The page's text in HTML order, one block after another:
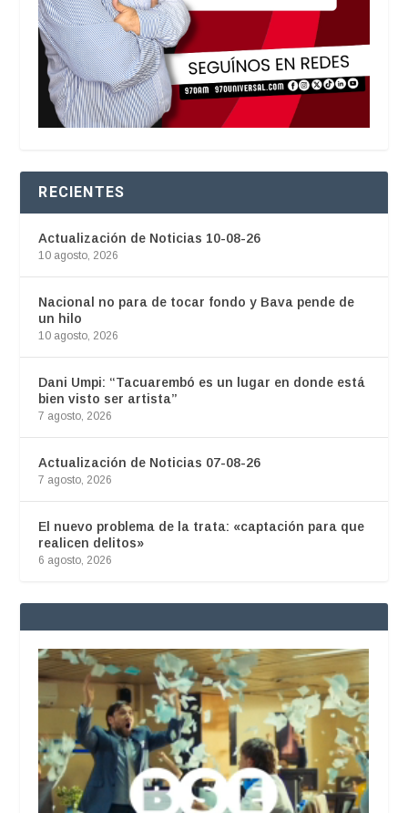
RECIENTES
Actualización de Noticias 10-08-26
10 agosto, 2026
Nacional no para de tocar fondo y Bava pende de
un hilo
10 agosto, 2026
Dani Umpi: “Tacuarembó es un lugar en donde está
bien visto ser artista”
7 agosto, 2026
Actualización de Noticias 07-08-26
7 agosto, 2026
El nuevo problema de la trata: «captación para que
realicen delitos»
6 agosto, 2026